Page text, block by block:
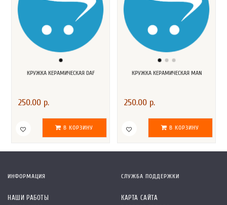
КРУЖКА КЕРАМИЧЕСКАЯ DAF
250.00 р.
В КОРЗИНУ
КРУЖКА КЕРАМИЧЕСКАЯ MAN
250.00 р.
В КОРЗИНУ
ИНФОРМАЦИЯ
НАШИ РАБОТЫ
СЛУЖБА ПОДДЕРЖКИ
КАРТА САЙТА